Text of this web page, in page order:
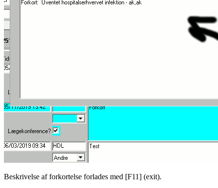
Beskrivelse af forkortelse forlades med [F11] (exit).